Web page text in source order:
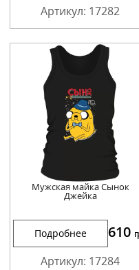
Артикул: 17282
Мужская майка Сынок
Джейка
Подробнее 610
Артикул: 17284